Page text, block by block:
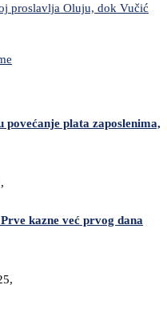
proslavlja Oluju, dok Vučić
plata zaposlenima,
kazne već prvog dana